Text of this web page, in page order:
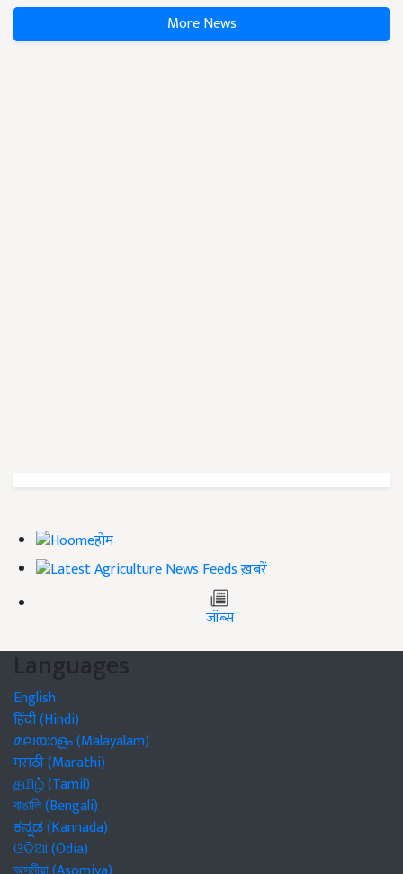
More News
होम
ख़बरें
जॉब्स
Languages
English
हिंदी (Hindi)
മലയാളം (Malayalam)
मराठी (Marathi)
தமிழ் (Tamil)
বাঙালি (Bengali)
ಕನ್ನಡ (Kannada)
ଓଡିଆ (Odia)